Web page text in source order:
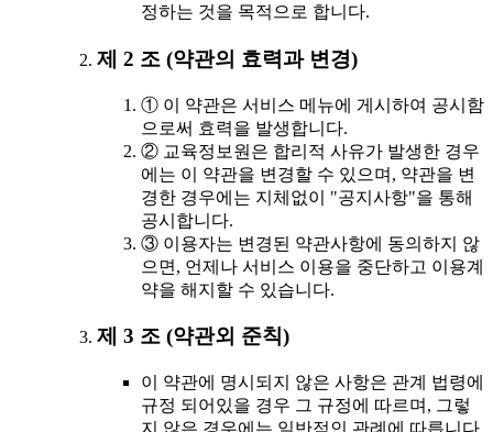
정하는 것을 목적으로 합니다.
제 2 조 (약관의 효력과 변경)
① 이 약관은 서비스 메뉴에 게시하여 공시함
으로써 효력을 발생합니다.
② 교육정보원은 합리적 사유가 발생한 경우
에는 이 약관을 변경할 수 있으며, 약관을 변
경한 경우에는 지체없이 "공지사항"을 통해
공시합니다.
③ 이용자는 변경된 약관사항에 동의하지 않
으면, 언제나 서비스 이용을 중단하고 이용계
약을 해지할 수 있습니다.
제 3 조 (약관외 준칙)
이 약관에 명시되지 않은 사항은 관계 법령에
규정 되어있을 경우 그 규정에 따르며, 그렇
지 않은 경우에는 일반적인 관례에 따릅니다.